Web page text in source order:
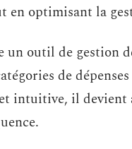
optimisant la
un outil de gestion
de
intuitive, il devient